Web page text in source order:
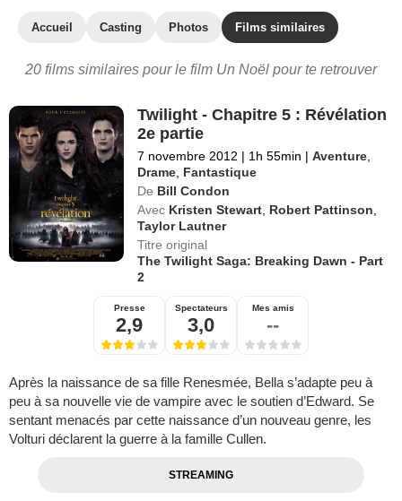
Accueil Casting Photos Films similaires
20 films similaires pour le film Un Noël pour te retrouver
Twilight - Chapitre 5 : Révélation
2e partie
7 novembre 2012 | 1h 55min | Aventure
Drame Fantastique
De Bill Condon
Avec Kristen Stewart Robert Pattinson
Taylor Lautner
Titre original
The Twilight Saga: Breaking Dawn - Part
2
Presse
2,9
Spectateurs
3,0
Mes amis
--
Après la naissance de sa fille Renesmée, Bella s’adapte peu à
peu à sa nouvelle vie de vampire avec le soutien d’Edward. Se
sentant menacés par cette naissance d’un nouveau genre, les
Volturi déclarent la guerre à la famille Cullen.
STREAMING